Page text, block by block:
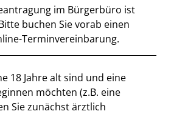
im Bürgerbüro ist
buchen Sie vorab einen
Terminvereinbarung.
18 Jahre alt sind und eine
möchten (z.B. eine
Sie zunächst ärztlich